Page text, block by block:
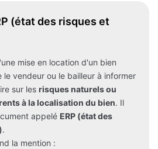
(état des risques et
mise en location d'un bien
le vendeur ou le bailleur à informer
sur les risques naturels ou
à la localisation du bien. Il
appelé ERP (état des
.
la mention :